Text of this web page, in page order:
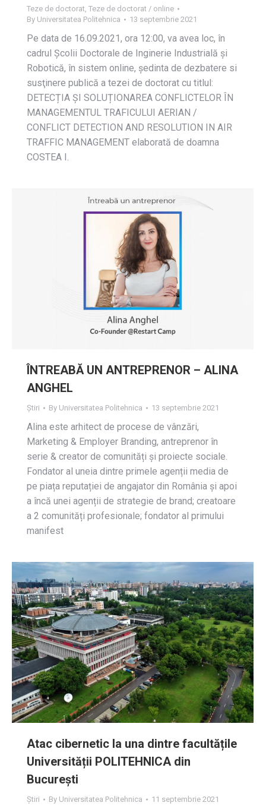
Teze de doctorat, Teze de doctorat / online
By Universitatea Politehnica 13 septembrie 2021
Pe data de 16.09.2021, ora 12:00, va avea loc, în
cadrul Școlii Doctorale de Inginerie Industrială și
Robotică, în sistem online, ședinta de dezbatere si
susţinere publică a tezei de doctorat cu titlul:
DETECȚIA ȘI SOLUȚIONAREA CONFLICTELOR ÎN
MANAGEMENTUL TRAFICULUI AERIAN /
CONFLICT DETECTION AND RESOLUTION IN AIR
TRAFFIC MANAGEMENT elaborată de doamna
COSTEA I.
ÎNTREABĂ UN ANTREPRENOR – ALINA
ANGHEL
Știri By Universitatea Politehnica 13 septembrie 2021
Alina este arhitect de procese de vânzări,
Marketing & Employer Branding, antreprenor în
serie & creator de comunități și proiecte sociale.
Fondator al uneia dintre primele agenții media de
pe piața reputației de angajator din România și apoi
a încă unei agenții de strategie de brand; creatoare
a 2 comunități profesionale; fondator al primului
manifest
Atac cibernetic la una dintre facultățile
Universității POLITEHNICA din
București
Știri By Universitatea Politehnica 11 septembrie 2021